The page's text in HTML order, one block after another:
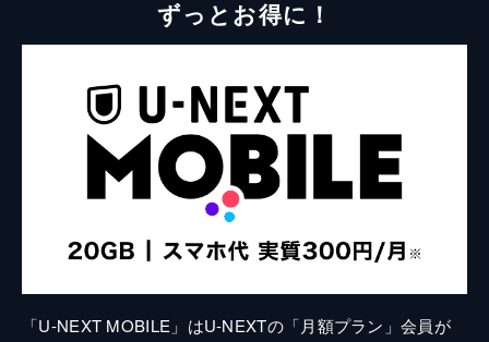
ずっとお得に！
「U-NEXT MOBILE」はU-NEXTの「月額プラン」会員が